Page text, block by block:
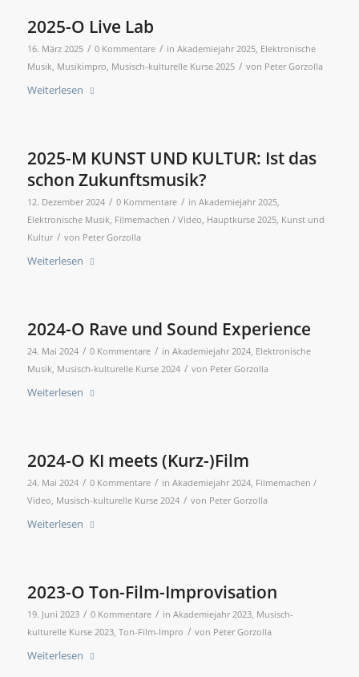
2025-O Live Lab
16. März 2025 / 0 Kommentare / in Akademiejahr 2025, Elektronische
Musik, Musikimpro, Musisch-kulturelle Kurse 2025 / von Peter Gorzolla
Weiterlesen
2025-M KUNST UND KULTUR: Ist das
schon Zukunftsmusik?
12. Dezember 2024 / 0 Kommentare / in Akademiejahr 2025,
Elektronische Musik, Filmemachen / Video, Hauptkurse 2025, Kunst und
Kultur / von Peter Gorzolla
Weiterlesen
2024-O Rave und Sound Experience
24. Mai 2024 / 0 Kommentare / in Akademiejahr 2024, Elektronische
Musik, Musisch-kulturelle Kurse 2024 / von Peter Gorzolla
Weiterlesen
2024-O KI meets (Kurz-)Film
24. Mai 2024 / 0 Kommentare / in Akademiejahr 2024, Filmemachen /
Video, Musisch-kulturelle Kurse 2024 / von Peter Gorzolla
Weiterlesen
2023-O Ton-Film-Improvisation
19. Juni 2023 / 0 Kommentare / in Akademiejahr 2023, Musisch-
kulturelle Kurse 2023, Ton-Film-Impro / von Peter Gorzolla
Weiterlesen